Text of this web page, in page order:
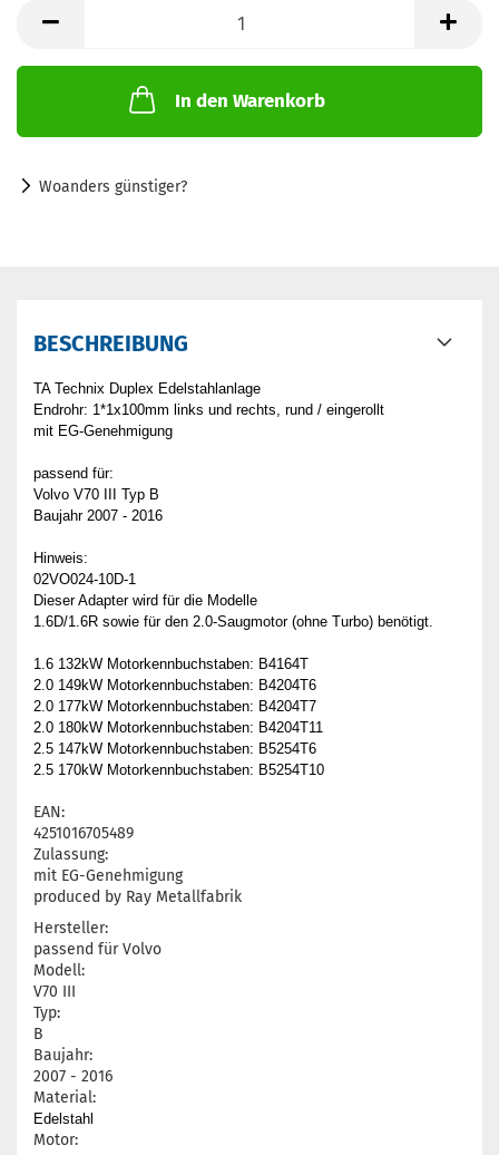
In den Warenkorb
Woanders günstiger?
BESCHREIBUNG
TA Technix Duplex Edelstahlanlage
Endrohr: 1*1x100mm links und rechts, rund / eingerollt
mit EG-Genehmigung
passend für:
Volvo V70 III Typ B
Baujahr 2007 - 2016
Hinweis:
02VO024-10D-1
Dieser Adapter wird für die Modelle
1.6D/1.6R sowie für den 2.0-Saugmotor (ohne Turbo) benötigt.
1.6 132kW Motorkennbuchstaben: B4164T
2.0 149kW Motorkennbuchstaben: B4204T6
2.0 177kW Motorkennbuchstaben: B4204T7
2.0 180kW Motorkennbuchstaben: B4204T11
2.5 147kW Motorkennbuchstaben: B5254T6
2.5 170kW Motorkennbuchstaben: B5254T10
EAN:
4251016705489
Zulassung:
mit EG-Genehmigung
produced by Ray Metallfabrik
Hersteller:
passend für Volvo
Modell:
V70 III
Typ:
B
Baujahr:
2007 - 2016
Material:
Edelstahl
Motor: